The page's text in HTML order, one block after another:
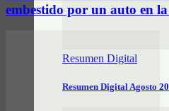
Resumen Digital
Resumen Digital Agosto
embestido por un auto en